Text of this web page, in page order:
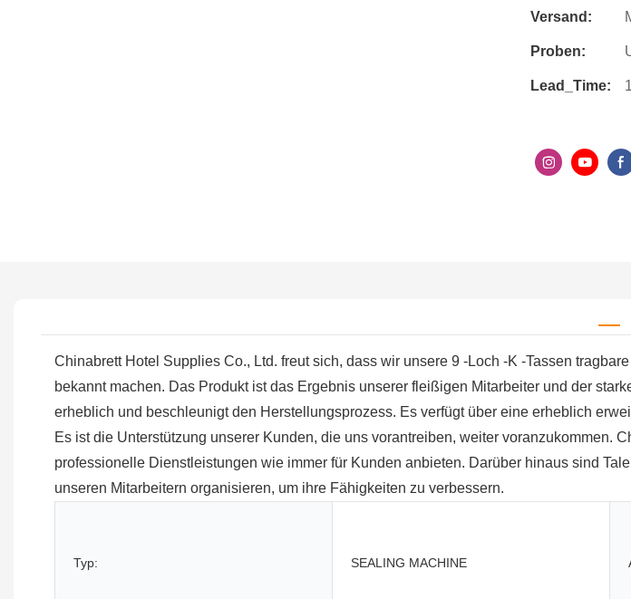
Versand:
Proben:
Lead_Time:
Chinabrett Hotel Supplies Co., Ltd. freut sich, dass wir unsere 9 -Loch -K -Tassen
bekannt machen. Das Produkt ist das Ergebnis unserer fleißigen Mitarbeiter und der
erheblich und beschleunigt den Herstellungsprozess. Es verfügt über eine erheblich
Es ist die Unterstützung unserer Kunden, die uns vorantreiben, weiter voranzukommen.
professionelle Dienstleistungen wie immer für Kunden anbieten. Darüber hinaus sind
unseren Mitarbeitern organisieren, um ihre Fähigkeiten zu verbessern.
Typ: SEALING MACHINE